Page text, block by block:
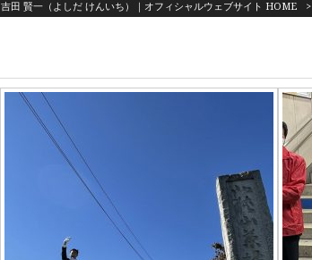
吉田 賢一（よしだ けんいち）｜オフィシャルウェブサイト HOME >